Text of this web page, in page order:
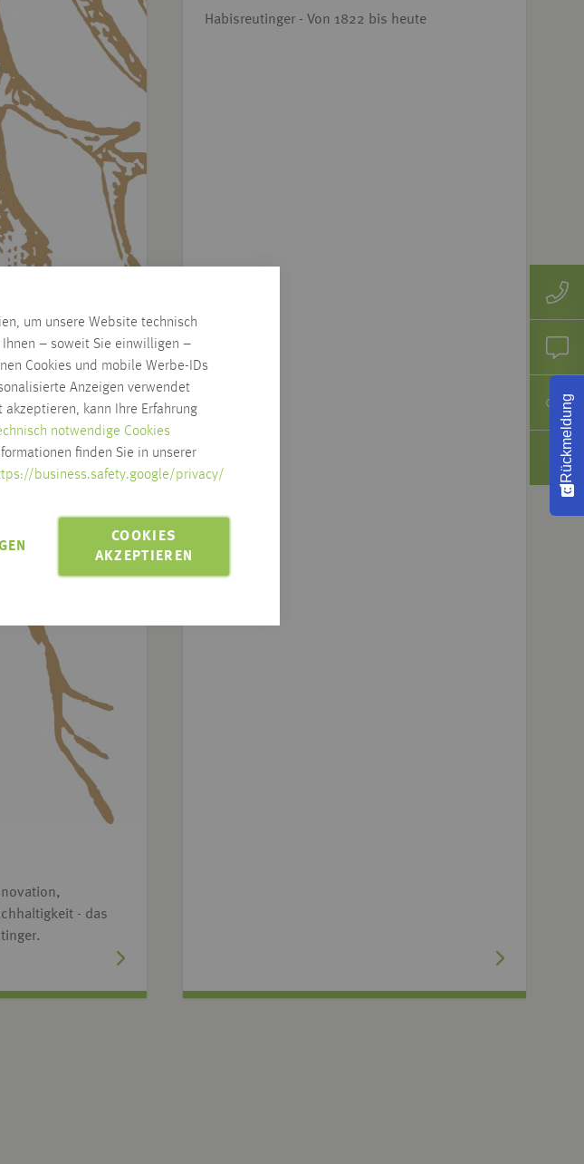
um unsere Website technisch
– soweit Sie einwilligen –
Cookies und mobile Werbe-IDs
Anzeigen verwendet
kann Ihre Erfahrung
notwendige Cookies
finden Sie in unserer
business.safety.google/privacy/
COOKIES
AKZEPTIEREN
- das
Habisreutinger - Von 1822 bis heute
Rückmeldung